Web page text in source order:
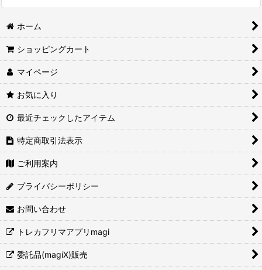
ホーム
ショッピングカート
マイページ
お気に入り
最近チェックしたアイテム
特定商取引法表示
ご利用案内
プライバシーポリシー
お問い合わせ
トレカフリマアプリmagi
委託品(magiX)販売